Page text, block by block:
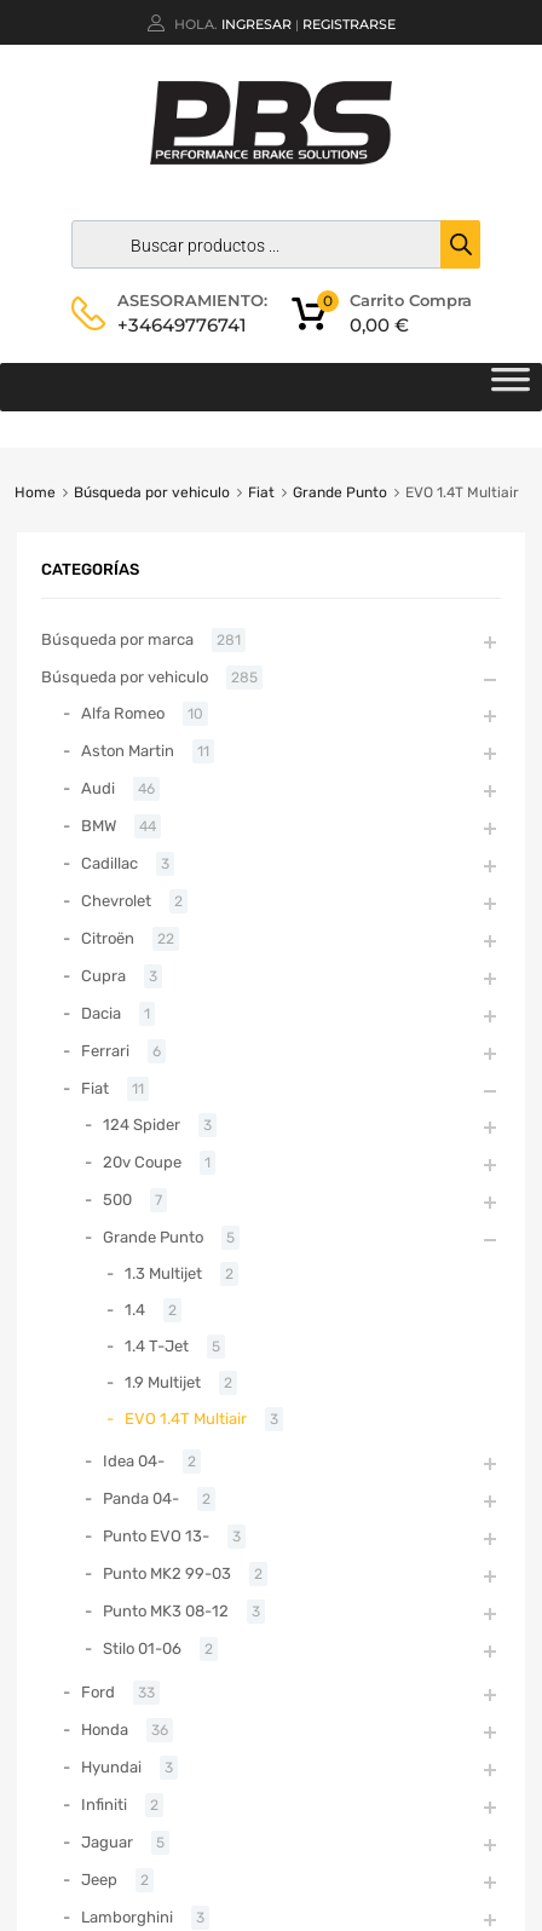
HOLA. INGRESAR | REGISTRARSE
ASESORAMIENTO:
+34649776741
Carrito Compra
0,00 €
0
Home Búsqueda por vehiculo Fiat Grande Punto EVO 1.4T Multiair
CATEGORÍAS
Búsqueda por marca 281
Búsqueda por vehiculo 285
Alfa Romeo 10
Aston Martin 11
Audi 46
BMW 44
Cadillac 3
Chevrolet 2
Citroën 22
Cupra 3
Dacia 1
Ferrari 6
Fiat 11
124 Spider 3
20v Coupe 1
500 7
Grande Punto 5
1.3 Multijet 2
1.4 2
1.4 T-Jet 5
1.9 Multijet 2
EVO 1.4T Multiair 3
Idea 04- 2
Panda 04- 2
Punto EVO 13- 3
Punto MK2 99-03 2
Punto MK3 08-12 3
Stilo 01-06 2
Ford 33
Honda 36
Hyundai 3
Infiniti 2
Jaguar 5
Jeep 2
Lamborghini 3